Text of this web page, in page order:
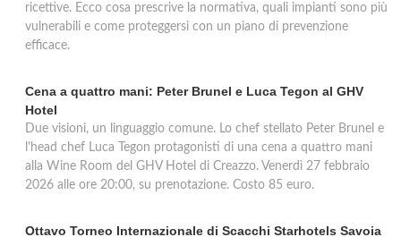
ricettive. Ecco cosa prescrive la normativa, quali impianti sono più
vulnerabili e come proteggersi con un piano di prevenzione
efficace.
Cena a quattro mani: Peter Brunel e Luca Tegon al GHV
Hotel
Due visioni, un linguaggio comune. Lo chef stellato Peter Brunel e
l'head chef Luca Tegon protagonisti di una cena a quattro mani
alla Wine Room del GHV Hotel di Creazzo. Venerdì 27 febbraio
2026 alle ore 20:00, su prenotazione. Costo 85 euro.
Ottavo Torneo Internazionale di Scacchi Starhotels Savoia